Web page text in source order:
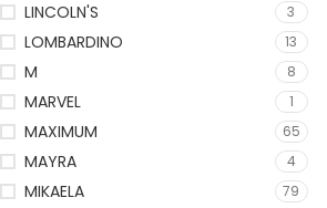
LINCOLN'S 3
LOMBARDINO 13
M 8
MARVEL 1
MAXIMUM 65
MAYRA 4
MIKAELA 79